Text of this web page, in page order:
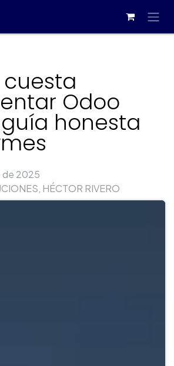
Odoo
honesta
de 2025
HÉCTOR RIVERO